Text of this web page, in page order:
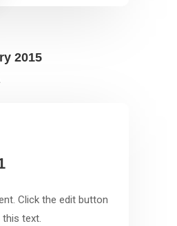
Click the edit button
text.
2015